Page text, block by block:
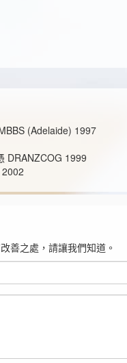
(Adelaide) 1997
DRANZCOG 1999
善之處，請讓我們知道。